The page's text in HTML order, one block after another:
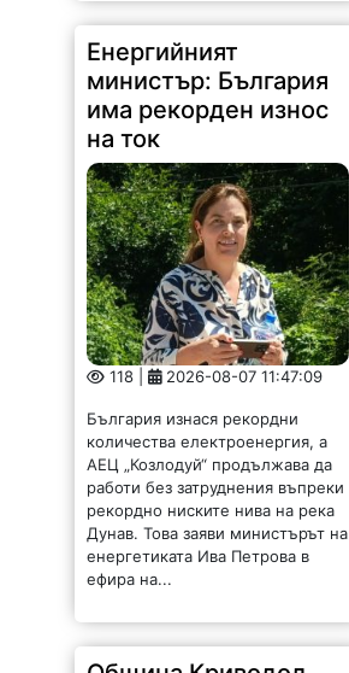
Енергийният
министър: България
има рекорден износ
на ток
118 | 2026-08-07 11:47:09
България изнася рекордни
количества електроенергия, а
АЕЦ „Козлодуй“ продължава да
работи без затруднения въпреки
рекордно ниските нива на река
Дунав. Това заяви министърът на
енергетиката Ива Петрова в
ефира на...